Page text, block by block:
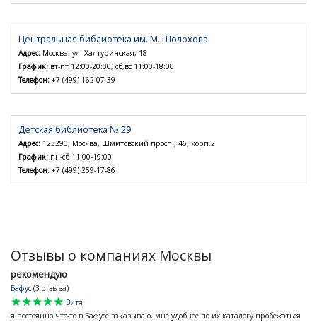
Центральная библиотека им. М. Шолохова
Адрес: Москва, ул. Халтуринская, 18
График: вт-пт 12:00-20:00, сб,вс 11:00-18:00
Телефон: +7 (499) 162-07-39
Детская библиотека № 29
Адрес: 123290, Москва, Шмитовский просп., 46, корп.2
График: пн-сб 11:00-19:00
Телефон: +7 (499) 259-17-86
Отзывы о компаниях Москвы
рекомендую
Бафус (3 отзыва)
star
star
star
star
star
Витя
я постоянно что-то в Бафусе заказываю, мне удобнее по их каталогу пробежаться